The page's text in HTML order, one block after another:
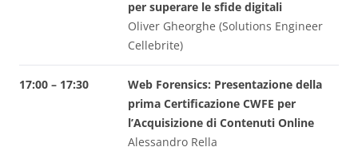
per superare le sfide digitali
Oliver Gheorghe (Solutions Engineer
Cellebrite)
17:00 – 17:30
Web Forensics: Presentazione della
prima Certificazione CWFE per
l’Acquisizione di Contenuti Online
Alessandro Rella